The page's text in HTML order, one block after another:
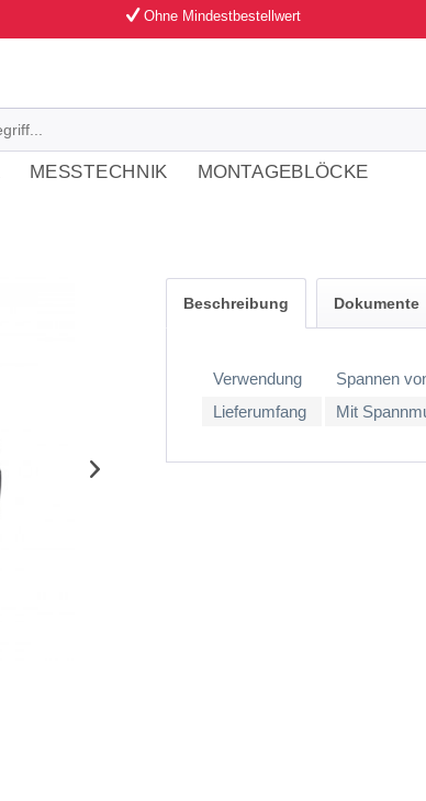
Ohne Mindestbestellwert
MESSTECHNIK MONTAGEBLÖCKE
Beschreibung Dokumente
Verwendung
Spannen
Lieferumfang
Mit